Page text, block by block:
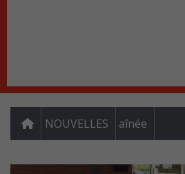
NOUVELLES aînée